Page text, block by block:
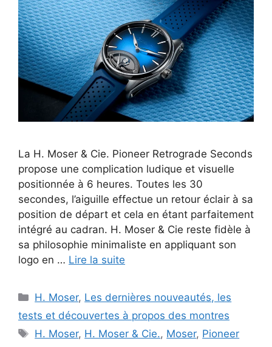
La H. Moser & Cie. Pioneer Retrograde Seconds
propose une complication ludique et visuelle
positionnée à 6 heures. Toutes les 30
secondes, l’aiguille effectue un retour éclair à sa
position de départ et cela en étant parfaitement
intégré au cadran. H. Moser & Cie reste fidèle à
sa philosophie minimaliste en appliquant son
logo en … Lire la suite
Catégories
H. Moser, Les dernières nouveautés, les
tests et découvertes à propos des montres
Étiquettes
H. Moser, H. Moser & Cie., Moser, Pioneer